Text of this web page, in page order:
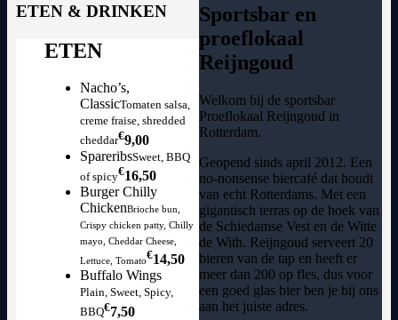
Sportsbar en
proeflokaal
Reijngoud
Welkom bij de sportsbar
Proeflokaal Reijngoud in
Rotterdam.
Geopend sinds april 2012. Een
no-nonsense biercafé dat houdt
van echt Rotterdams. Met een
gigantisch terras op de hoek van
de Schiedamse Vest en de Witte
de With. Reijngoud serveert 20
bieren van de tap en heeft er
meer dan 200 op fles, dus voor
een goed glas bier ben je bij ons
aan het juiste adres.
ETEN & DRINKEN
ETEN
Nacho’s,
ClassicTomaten salsa,
creme fraise, shredded
cheddar€9,00
SpareribsSweet, BBQ
of spicy€16,50
Burger Chilly
ChickenBrioche bun,
Crispy chicken patty, Chilly
mayo, Cheddar Cheese,
Lettuce, Tomato€14,50
Buffalo Wings
Plain, Sweet, Spicy,
BBQ€7,50